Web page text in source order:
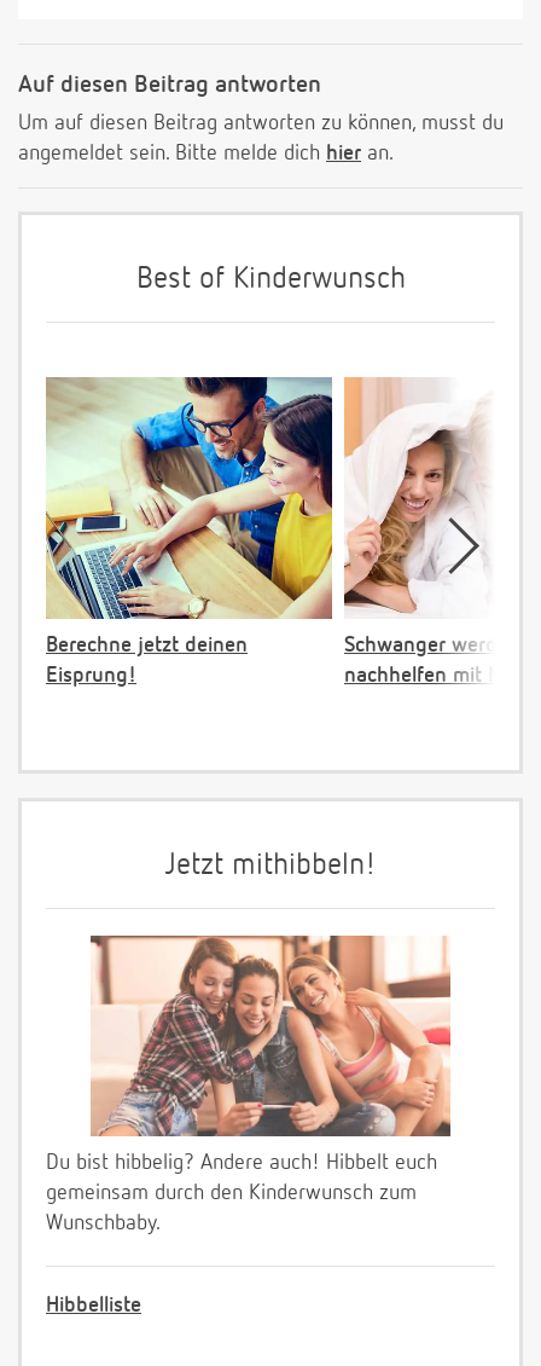
Auf diesen Beitrag antworten
Um auf diesen Beitrag antworten zu können, musst du
angemeldet sein. Bitte melde dich hier an.
Best of Kinderwunsch
Berechne jetzt deinen
Eisprung!
Schwanger werden:
nachhelfen mit NFP
Jetzt mithibbeln!
Du bist hibbelig? Andere auch! Hibbelt euch
gemeinsam durch den Kinderwunsch zum
Wunschbaby.
Hibbelliste